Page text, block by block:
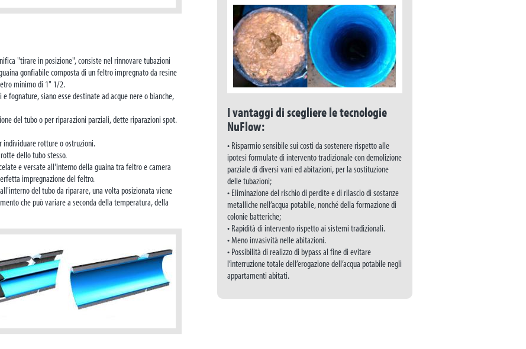
"tirare in posizione", consiste nel rinnovare tubazioni
gonfiabile composta di un feltro impregnato da resine
minimo di 1" 1/2.
fognature, siano esse destinate ad acque nere o bianche,
del tubo o per riparazioni parziali, dette riparazioni spot.
individuare rotture o ostruzioni.
dello tubo stesso.
e versate all'interno della guaina tra feltro e camera
impregnazione del feltro.
del tubo da riparare, una volta posizionata viene
che può variare a seconda della temperatura, della
I vantaggi di scegliere le tecnologie
NuFlow:
• Risparmio sensibile sui costi da sostenere rispetto alle
ipotesi formulate di intervento tradizionale con demolizione
parziale di diversi vani ed abitazioni, per la sostituzione
delle tubazioni;
• Eliminazione del rischio di perdite e di rilascio di sostanze
metalliche nell’acqua potabile, nonché della formazione di
colonie batteriche;
• Rapidità di intervento rispetto ai sistemi tradizionali.
• Meno invasività nelle abitazioni.
• Possibilità di realizzo di bypass al fine di evitare
l’interruzione totale dell’erogazione dell’acqua potabile negli
appartamenti abitati.